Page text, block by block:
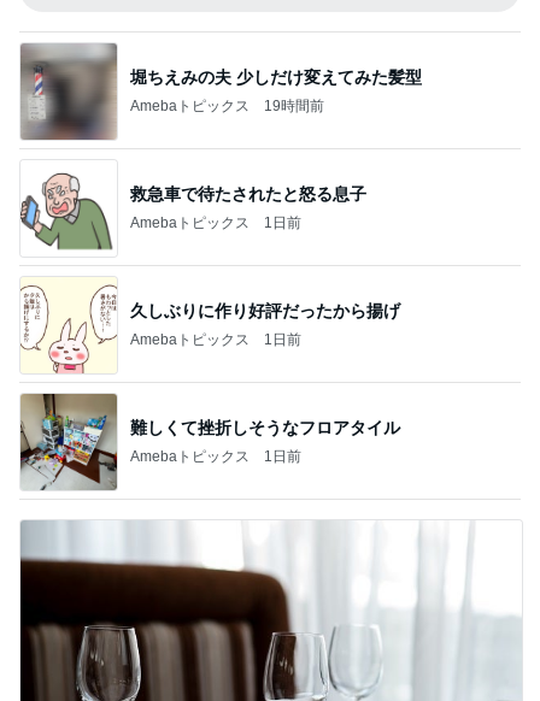
堀ちえみの夫 少しだけ変えてみた髪型
Amebaトピックス 19時間前
救急車で待たされたと怒る息子
Amebaトピックス 1日前
久しぶりに作り好評だったから揚げ
Amebaトピックス 1日前
難しくて挫折しそうなフロアタイル
Amebaトピックス 1日前